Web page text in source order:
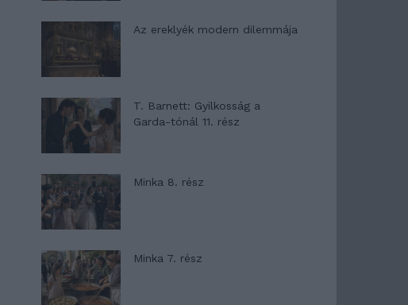
Az ereklyék modern dilemmája
T. Barnett: Gyilkosság a
Garda-tónál 11. rész
Minka 8. rész
Minka 7. rész